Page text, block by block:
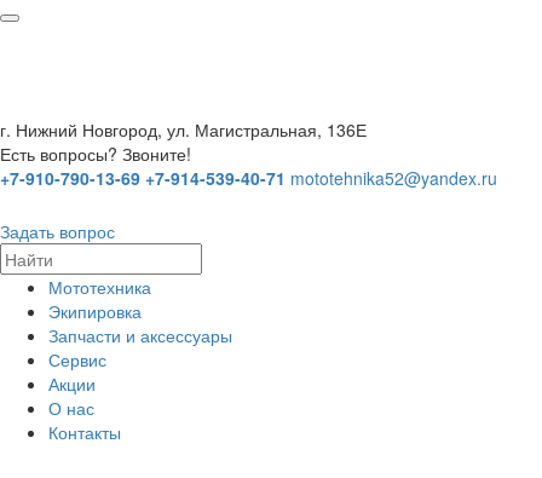
г. Нижний Новгород, ул. Магистральная, 136Е
Есть вопросы? Звоните!
+7-910-790-13-69 +7-914-539-40-71 mototehnika52@yandex.ru
Задать вопрос
Мототехника
Экипировка
Запчасти и аксессуары
Сервис
Акции
О нас
Контакты